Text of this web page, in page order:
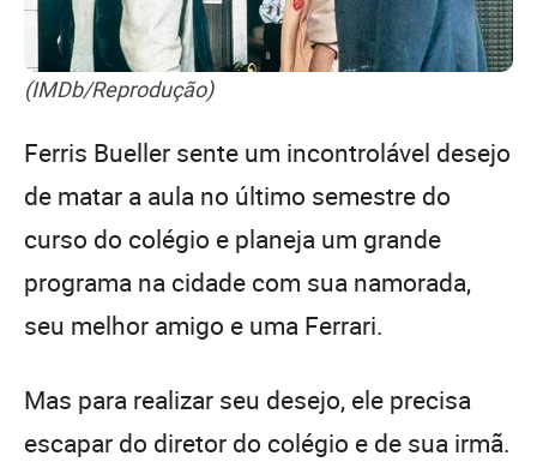
(IMDb/Reprodução)
Ferris Bueller sente um incontrolável desejo
de matar a aula no último semestre do
curso do colégio e planeja um grande
programa na cidade com sua namorada,
seu melhor amigo e uma Ferrari.
Mas para realizar seu desejo, ele precisa
escapar do diretor do colégio e de sua irmã.